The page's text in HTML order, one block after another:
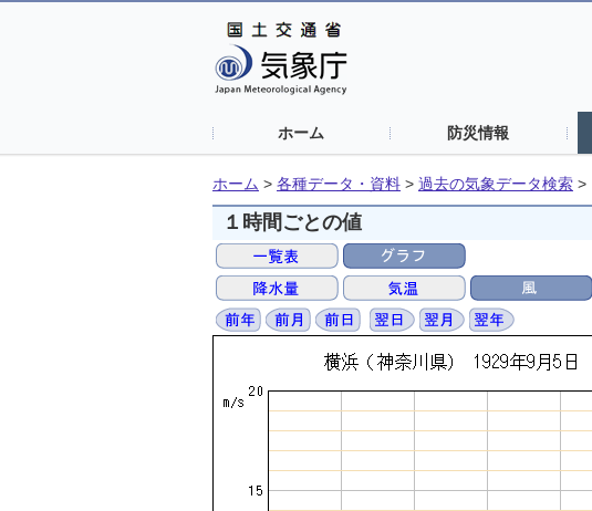
ホーム 防災情報
ホーム > 各種データ・資料 > 過去の気象データ検索 >
１時間ごとの値